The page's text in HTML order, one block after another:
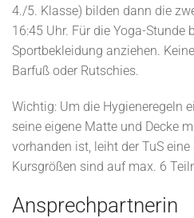
4./5. Klasse) bilden dann die
16:45 Uhr. Für die Yoga-Stunde
Sportbekleidung anziehen.
Barfuß oder Rutschies.
Wichtig: Um die Hygieneregeln
seine eigene Matte und Decke
vorhanden ist, leiht der TuS
Kursgrößen sind auf max. 6
Ansprechpartnerin